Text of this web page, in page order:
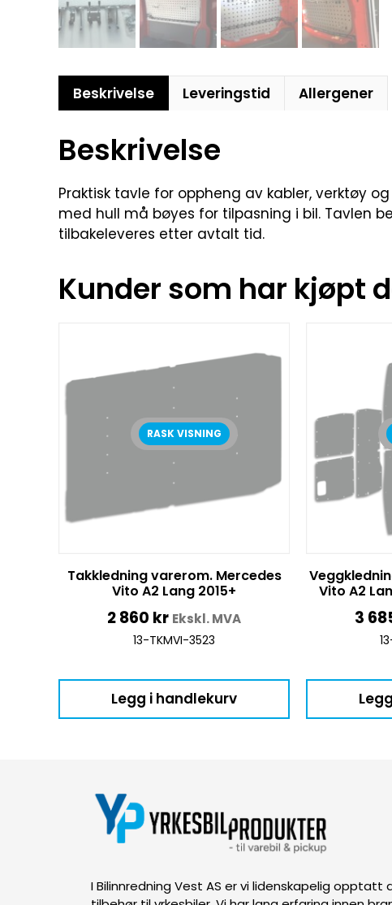
Beskrivelse Leveringstid Allergener
Beskrivelse
Praktisk tavle for oppheng av kabler, verktøy
med hull må bøyes for tilpasning i bil. Tavlen
tilbakeleveres etter avtalt tid.
Kunder som har kjøpt
RASK VISNING
Takkledning varerom. Mercedes
Vito A2 Lang 2015+
2 860 kr Ekskl. MVA
13-TKMVI-3523
Legg i handlekurv
Vito A2
3
I Bilinnredning Vest AS er vi lidenskapelig opptatt